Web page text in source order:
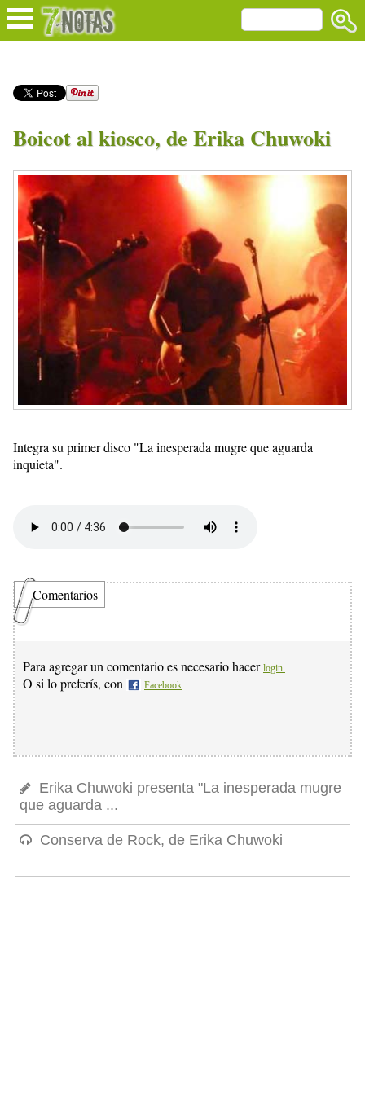
Boicot al kiosco, de Erika Chuwoki
Integra su primer disco "La inesperada mugre que aguarda
inquieta".
Comentarios
Para agregar un comentario es necesario hacer login.
O si lo preferís, con Facebook
Erika Chuwoki presenta "La inesperada mugre
que aguarda ...
Conserva de Rock, de Erika Chuwoki